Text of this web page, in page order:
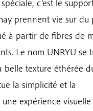
c’est le
prennent vie sur du
à partir de fibres de
Le nom UNRYU se
texture éthérée
la simplicité et la
expérience visuelle